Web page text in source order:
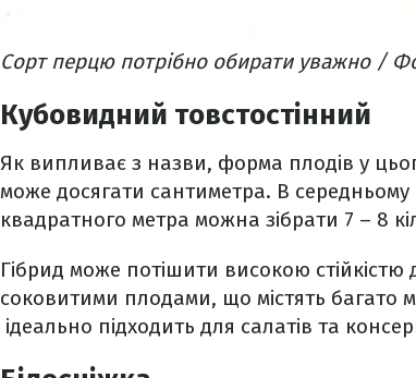
Сорт перцю потрібно обирати уважно /
Кубовидний товстостінний
Як випливає з назви, форма плодів у
може досягати сантиметра. В
квадратного метра можна зібрати 7 – 8
Гібрид може потішити високою
соковитими плодами, що містять багато
ідеально підходить для салатів та